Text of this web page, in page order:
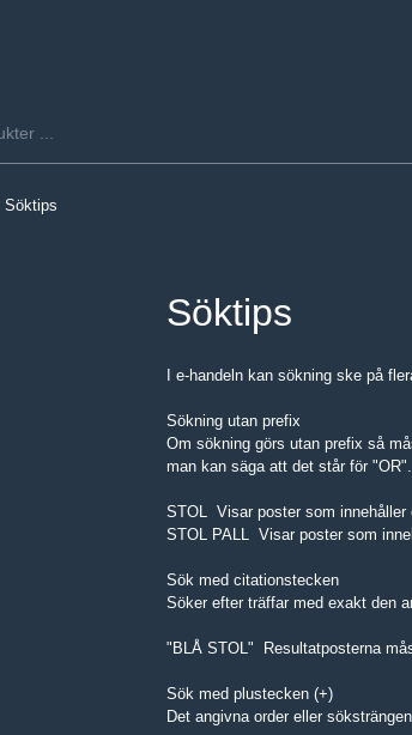
Söktips
Söktips
I e-handeln kan sökning ske på
Sökning utan prefix
Om sökning görs utan prefix så
man kan säga att det står för
STOL Visar poster som innehåller
STOL PALL Visar poster som
Sök med citationstecken
Söker efter träffar med exakt den
"BLÅ STOL" Resultatposterna
Sök med plustecken (+)
Det angivna order eller